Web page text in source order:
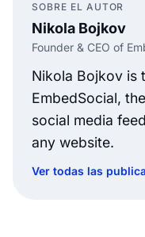
SOBRE EL AUTOR
Nikola Bojkov
Founder & CEO of
Nikola Bojkov is
EmbedSocial,
social media
any website.
Ver todas las